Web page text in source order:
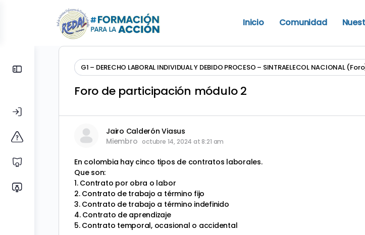
Inicio Comunidad
G1 – DERECHO LABORAL INDIVIDUAL Y DEBIDO PROCESO – SINTRAELECOL NACIONAL
Foro de participación módulo 2
Jairo Calderón Viasus
Miembro octubre 14, 2024 at 8:21 am
En colombia hay cinco tipos de contratos laborales.
Que son:
1. Contrato por obra o labor
2. Contrato de trabajo a término fijo
3. Contrato de trabajo a término indefinido
4. Contrato de aprendizaje
5. Contrato temporal, ocasional o accidental